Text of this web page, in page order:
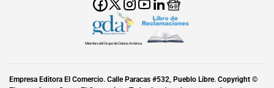
Miembro del Grupo de Diarios América
Empresa Editora El Comercio. Calle Paracas #532, Pueblo Libre. Copyright ©